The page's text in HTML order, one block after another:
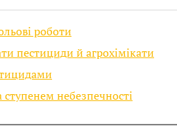
роботи
пестициди й агрохімікати
ступенем небезпечності